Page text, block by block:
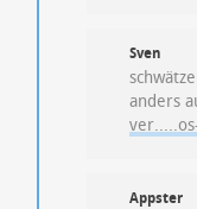
Sven
anders
Appster